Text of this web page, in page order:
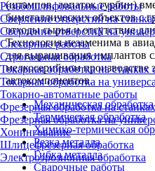
Резьбошлифовальные работы
Сверление отверстий на
Сверление отверстий на
Слесарные работы
Строгальная обработка
Токарная обработка на
Токарная обработка на
Токарно-автоматные работы
Фрезерная обработка на
Фрезерная обработка на
Хонингование
Шлицефрезерная обработка
Электроэрозионная обработка
(штампов, лопаток турбин)
биметаллических объектов с
отходы сырья и отсутствие
Технология незаменима в
для выращивания имплантов
мелкосерийном производстве
автокомпонентов.
Механическая обработка
Термическая обработка
Химико-термическая
Резка металла
Гибка металла
Сварочные работы